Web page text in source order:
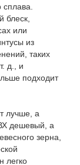
блеск,
или
из
таких
д., и
подходит
лучше, а
дешевый, а
зерна,
легко